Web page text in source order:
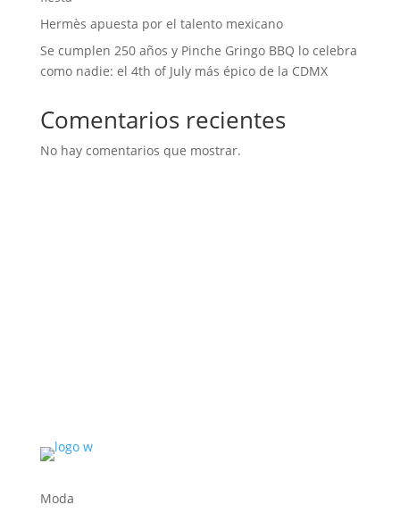
Hermès apuesta por el talento mexicano
Se cumplen 250 años y Pinche Gringo BBQ lo celebra
como nadie: el 4th of July más épico de la CDMX
Comentarios recientes
No hay comentarios que mostrar.
Moda